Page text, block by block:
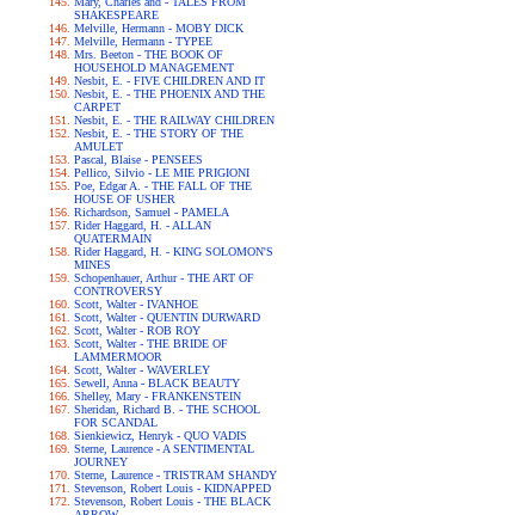
SHAKESPEARE
Melville, Hermann - MOBY DICK
Melville, Hermann - TYPEE
Mrs. Beeton - THE BOOK OF
HOUSEHOLD MANAGEMENT
Nesbit, E. - FIVE CHILDREN AND IT
Nesbit, E. - THE PHOENIX AND THE
CARPET
Nesbit, E. - THE RAILWAY CHILDREN
Nesbit, E. - THE STORY OF THE
AMULET
Pascal, Blaise - PENSEES
Pellico, Silvio - LE MIE PRIGIONI
Poe, Edgar A. - THE FALL OF THE
HOUSE OF USHER
Richardson, Samuel - PAMELA
Rider Haggard, H. - ALLAN
QUATERMAIN
Rider Haggard, H. - KING SOLOMON'S
MINES
Schopenhauer, Arthur - THE ART OF
CONTROVERSY
Scott, Walter - IVANHOE
Scott, Walter - QUENTIN DURWARD
Scott, Walter - ROB ROY
Scott, Walter - THE BRIDE OF
LAMMERMOOR
Scott, Walter - WAVERLEY
Sewell, Anna - BLACK BEAUTY
Shelley, Mary - FRANKENSTEIN
Sheridan, Richard B. - THE SCHOOL
FOR SCANDAL
Sienkiewicz, Henryk - QUO VADIS
Sterne, Laurence - A SENTIMENTAL
JOURNEY
Sterne, Laurence - TRISTRAM SHANDY
Stevenson, Robert Louis - KIDNAPPED
Stevenson, Robert Louis - THE BLACK